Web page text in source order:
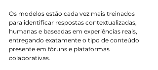
Os modelos estão cada vez mais treinados
para identificar respostas contextualizadas,
humanas e baseadas em experiências reais,
entregando exatamente o tipo de conteúdo
presente em fóruns e plataformas
colaborativas.